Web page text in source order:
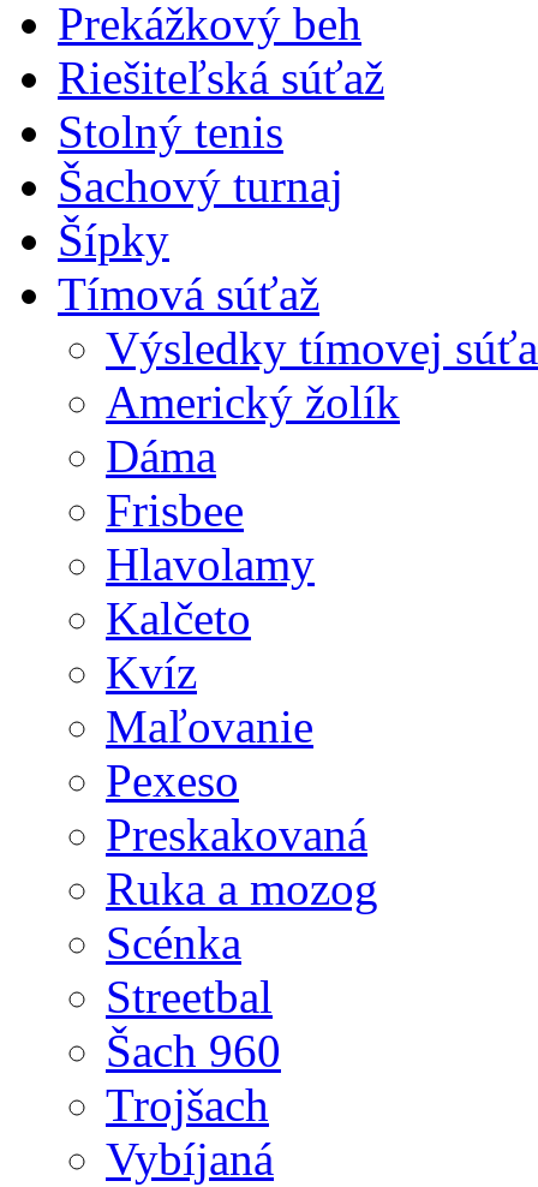
Prekážkový beh
Riešiteľská súťaž
Stolný tenis
Šachový turnaj
Šípky
Tímová súťaž
Výsledky tímovej
Americký žolík
Dáma
Frisbee
Hlavolamy
Kalčeto
Kvíz
Maľovanie
Pexeso
Preskakovaná
Ruka a mozog
Scénka
Streetbal
Šach 960
Trojšach
Vybíjaná